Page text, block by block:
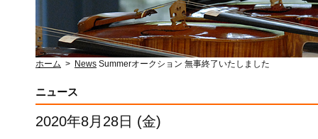
ホーム > News Summerオークション 無事終了いたしました
ニュース
2020年8月28日 (金)